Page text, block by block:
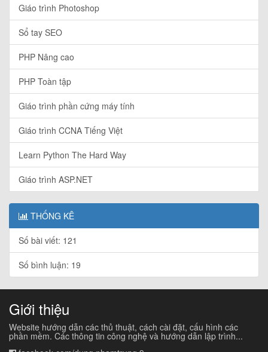
Giáo trình Photoshop
Sổ tay SEO
PHP Nâng cao
PHP Toàn tập
Giáo trình phần cứng máy tính
Giáo trình CCNA Tiếng Việt
Learn Python The Hard Way
Giáo trình ASP.NET
THỐNG KÊ
Số bài viết: 121
Số bình luận: 19
Giới thiệu
Website hướng dẫn các thủ thuật, cách cài đặt, cấu hình các
phần mềm. Các thông tin công nghệ và hướng dẫn lập trình...